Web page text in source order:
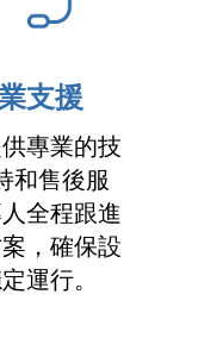
支援
專業的技
和售後服
全程跟進
，確保設
運行。